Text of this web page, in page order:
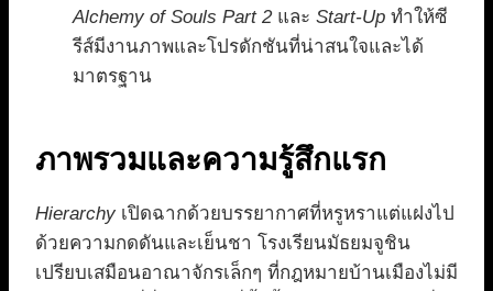
Alchemy of Souls Part 2และ Start-Up ทำให้ซี
รีส์มีงานภาพและโปรดักชันที่น่าสนใจและได้
มาตรฐาน
ภาพรวมและความรู้สึกแรก
Hierarchy เปิดฉากด้วยบรรยากาศที่หรูหราแต่แฝงไป
ด้วยความกดดันและเย็นชา โรงเรียนมัธยมจูชิน
เปรียบเสมือนอาณาจักรเล็กๆ ที่กฎหมายบ้านเมืองไม่มี